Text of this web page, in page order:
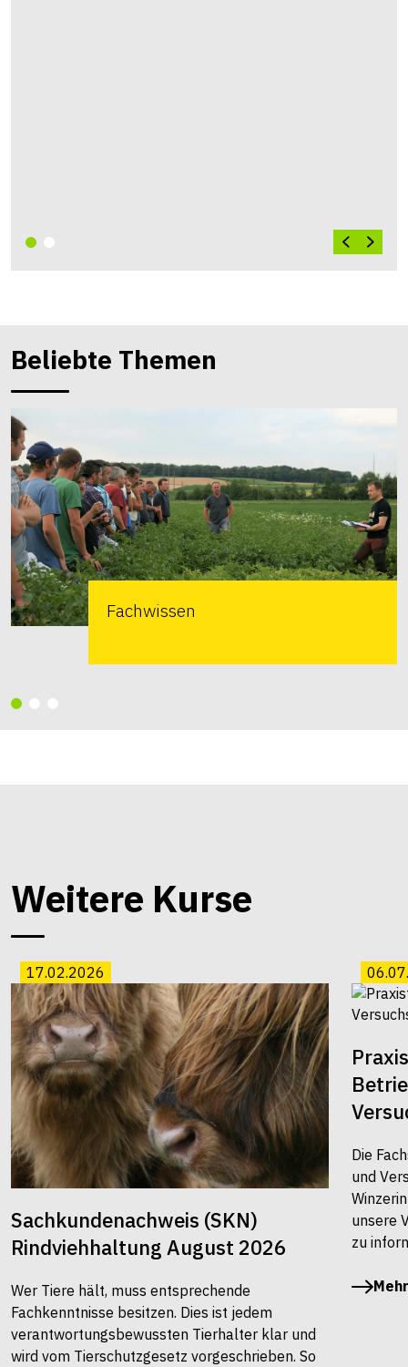
Beliebte Themen
Fachwissen
Weitere Kurse
17.02.2026
Sachkundenachweis (SKN)
Rindviehhaltung August 2026
Wer Tiere hält, muss entsprechende
Fachkenntnisse besitzen. Dies ist jedem
verantwortungsbewussten Tierhalter klar und
wird vom Tierschutzgesetz vorgeschrieben. So
Die
und
unsere
zu